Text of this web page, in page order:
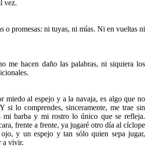
vez.
o promesas: ni tuyas, ni mías. Ni en vueltas ni
me hacen daño las palabras, ni siquiera los
miedo al espejo y a la navaja, es algo que no
si lo comprendes, sinceramente, me trae sin
mi barba y mi rostro lo único que se refleja.
frente a frente, ya jugaré otro día al cíclope
y un espejo y tan sólo quien sepa jugar,
a vivir.